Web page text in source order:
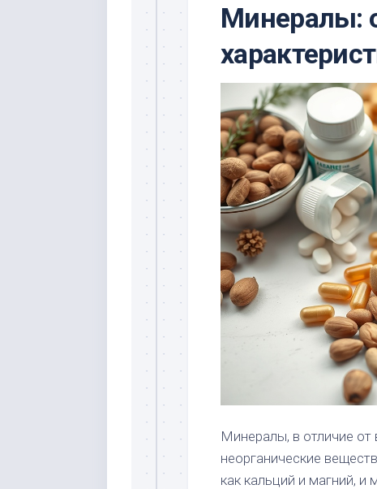
Минералы:
Минералы, в отличие
неорганические
как кальций и магний, и